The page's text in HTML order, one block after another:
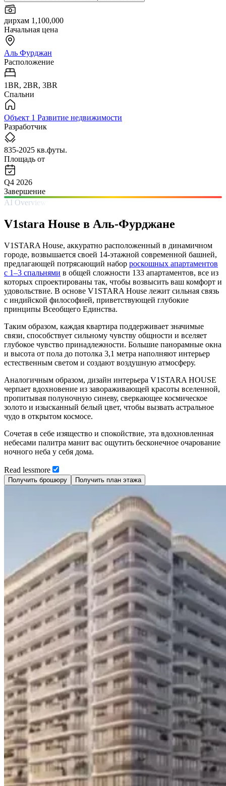
дирхам 1,100,000
Начальная цена
Аль Фурджан
Расположение
1BR, 2BR, 3BR
Спальни
Объект 1 Развитие недвижимости
Разработчик
835-2025 кв.футы.
Площадь от
Q4 2026
Завершение
AI Overview
V1stara House в Аль-Фурджане
V1STARA House, аккуратно расположенный в динамичном
городе, возвышается своей 14-этажной современной башней,
предлагающей потрясающий набор роскошных апартаментов
с 1–3 спальнями в общей сложности 133 апартаментов, все из
которых спроектированы так, чтобы возвысить ваш комфорт и
удовольствие. В основе V1STARA House лежит сильная связь
с индийской философией, приветствующей глубокие
принципы Всеобщего Единства.
Таким образом, каждая квартира поддерживает значимые
связи, способствует сильному чувству общности и вселяет
глубокое чувство принадлежности. Большие панорамные окна
и высота от пола до потолка 3,1 метра наполняют интерьер
естественным светом и создают воздушную атмосферу.
Аналогичным образом, дизайн интерьера V1STARA HOUSE
черпает вдохновение из завораживающей красоты вселенной,
пропитывая полуночную синеву, сверкающее космическое
золото и изысканный белый цвет, чтобы вызвать астральное
чудо в открытом космосе.
Сочетая в себе изящество и спокойствие, эта вдохновленная
небесами палитра манит вас ощутить бесконечное очарование
ночного неба у себя дома.
Read lessmore
Получить брошюру Получить план этажа